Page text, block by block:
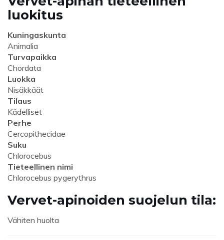
luokitus
Kuningaskunta
Animalia
Turvapaikka
Chordata
Luokka
Nisäkkäät
Tilaus
Kädelliset
Perhe
Cercopithecidae
Suku
Chlorocebus
Tieteellinen nimi
Chlorocebus pygerythrus
Vervet-apinoiden suojelun tila:
Vähiten huolta